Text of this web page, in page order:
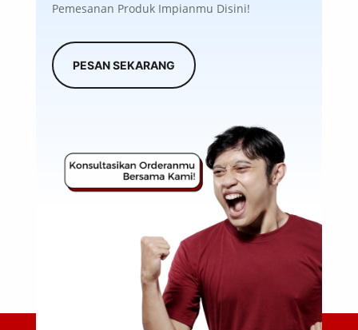
Pemesanan Produk Impianmu Disini!
PESAN SEKARANG